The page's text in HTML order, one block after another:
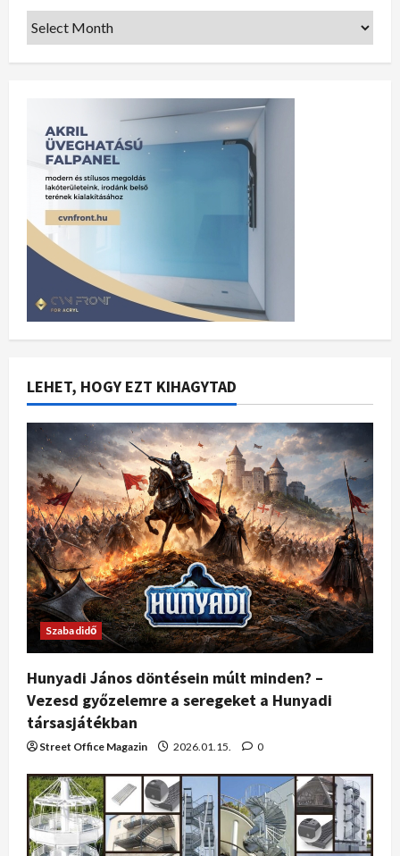
LEHET, HOGY EZT KIHAGYTAD
Szabadidő
Hunyadi János döntésein múlt minden? –
Vezesd győzelemre a seregeket a Hunyadi
társasjátékban
Street Office Magazin 2026.01.15. 0